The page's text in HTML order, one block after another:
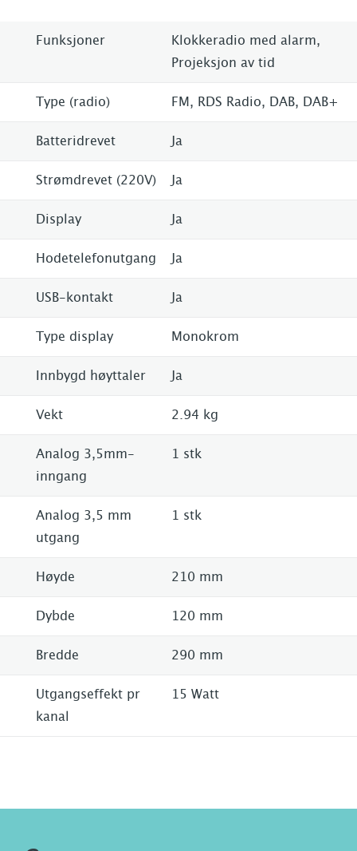
Funksjoner
Klokkeradio med alarm,
Projeksjon av tid
Type (radio) FM, RDS Radio, DAB, DAB+
Batteridrevet Ja
Strømdrevet (220V) Ja
Display Ja
Hodetelefonutgang Ja
USB-kontakt Ja
Type display Monokrom
Innbygd høyttaler Ja
Vekt 2.94 kg
Analog 3,5mm-
inngang
1 stk
Analog 3,5 mm
utgang
1 stk
Høyde 210 mm
Dybde 120 mm
Bredde 290 mm
Utgangseffekt pr
kanal
15 Watt